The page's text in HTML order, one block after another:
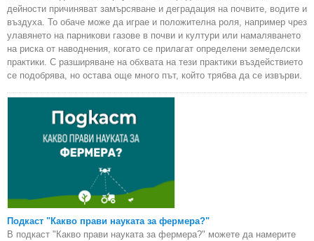
дейности причиняват замърсяване и деградация на почвите, водите и
въздуха. То обаче може да играе и положителна роля, например чрез
улавянето на парникови газове в почви и култури или намаляването
на риска от наводнения, когато се прилагат определени земеделски
практики. С разширяване на обхвата на тези практики въздействието
се подобрява, но остава още много път, който трябва да се извърви.
Подкаст "Какво прави науката за фермера?"
В подкаст "Какво прави науката за фермера?" можете да намерите